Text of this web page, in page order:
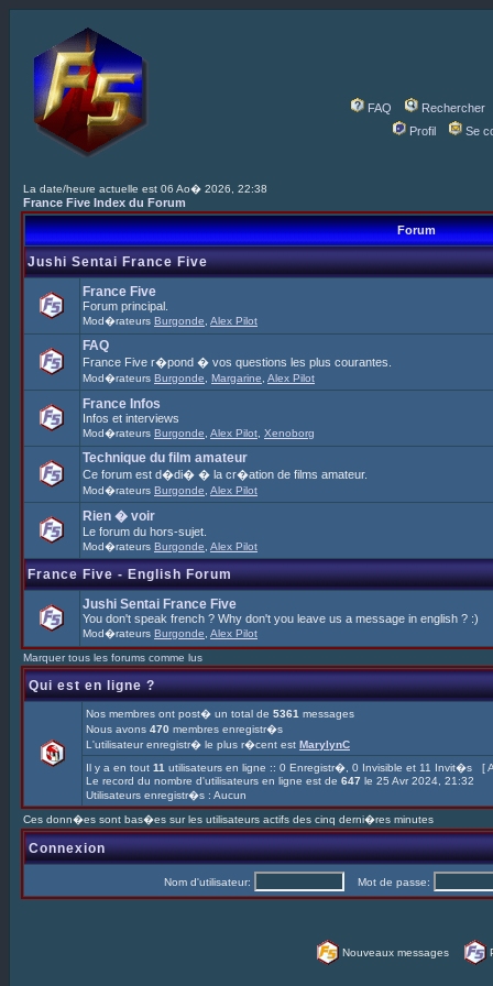
FAQ
Rechercher
Profil
Se
La date/heure actuelle est 06 Ao� 2026, 22:38
France Five Index du Forum
Forum
Jushi Sentai France Five
France Five
Forum principal.
Mod�rateurs Burgonde Alex Pilot
FAQ
France Five r�pond � vos questions les plus courantes.
Mod�rateurs Burgonde Margarine Alex Pilot
France Infos
Infos et interviews
Mod�rateurs Burgonde Alex Pilot Xenoborg
Technique du film amateur
Ce forum est d�di� � la cr�ation de films amateur.
Mod�rateurs Burgonde Alex Pilot
Rien � voir
Le forum du hors-sujet.
Mod�rateurs Burgonde Alex Pilot
France Five - English Forum
Jushi Sentai France Five
You don't speak french ? Why don't you leave us a message in english ? :)
Mod�rateurs Burgonde Alex Pilot
Marquer tous les forums comme lus
Qui est en ligne ?
Nos membres ont post� un total de 5361 messages
Nous avons 470 membres enregistr�s
L'utilisateur enregistr� le plus r�cent est MarylynC
Il y a en tout 11 utilisateurs en ligne :: 0 Enregistr�, 0 Invisible et 11 Invit�s [
Le record du nombre d'utilisateurs en ligne est de 647 le 25 Avr 2024, 21:32
Utilisateurs enregistr�s : Aucun
Ces donn�es sont bas�es sur les utilisateurs actifs des cinq derni�res minutes
Connexion
Nom d'utilisateur: Mot de passe:
Nouveaux messages